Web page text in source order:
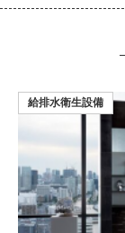
給排水衛生設備